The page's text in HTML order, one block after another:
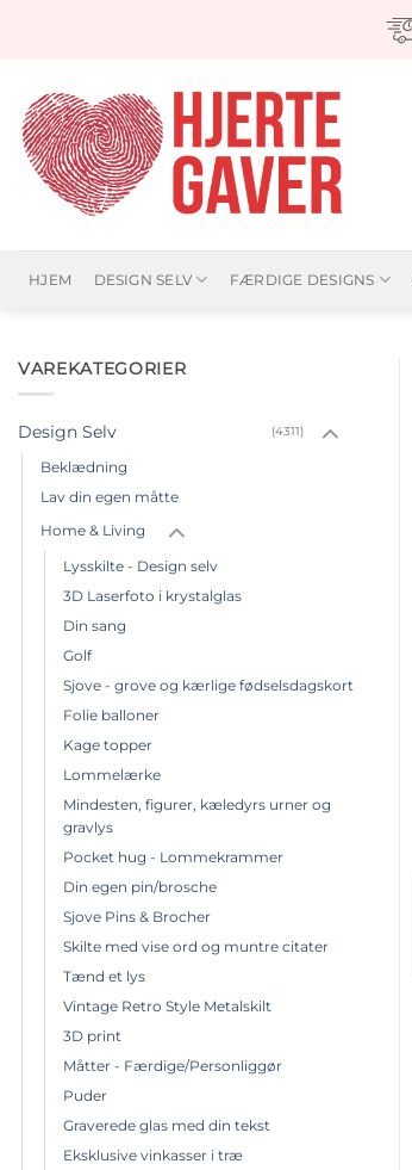
HJEM DESIGN SELV FÆRDIGE DESIGNS
VAREKATEGORIER
Design Selv (4311)
Beklædning
Lav din egen måtte
Home & Living
Lysskilte - Design selv
3D Laserfoto i krystalglas
Din sang
Golf
Sjove - grove og kærlige fødselsdagskort
Folie balloner
Kage topper
Lommelærke
Mindesten, figurer, kæledyrs urner og
gravlys
Pocket hug - Lommekrammer
Din egen pin/brosche
Sjove Pins & Brocher
Skilte med vise ord og muntre citater
Tænd et lys
Vintage Retro Style Metalskilt
3D print
Måtter - Færdige/Personliggør
Puder
Graverede glas med din tekst
Eksklusive vinkasser i træ